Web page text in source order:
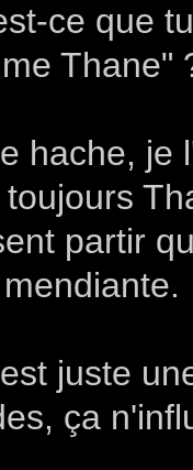
ce que
Thane"
hache, je
toujours
partir
juste
ça